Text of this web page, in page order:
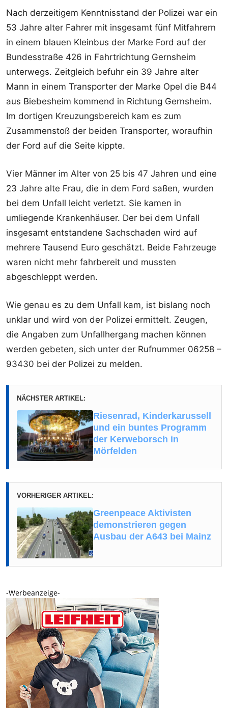
Nach derzeitigem Kenntnisstand der Polizei war ein
53 Jahre alter Fahrer mit insgesamt fünf Mitfahrern
in einem blauen Kleinbus der Marke Ford auf der
Bundesstraße 426 in Fahrtrichtung Gernsheim
unterwegs. Zeitgleich befuhr ein 39 Jahre alter
Mann in einem Transporter der Marke Opel die B44
aus Biebesheim kommend in Richtung Gernsheim.
Im dortigen Kreuzungsbereich kam es zum
Zusammenstoß der beiden Transporter, woraufhin
der Ford auf die Seite kippte.
Vier Männer im Alter von 25 bis 47 Jahren und eine
23 Jahre alte Frau, die in dem Ford saßen, wurden
bei dem Unfall leicht verletzt. Sie kamen in
umliegende Krankenhäuser. Der bei dem Unfall
insgesamt entstandene Sachschaden wird auf
mehrere Tausend Euro geschätzt. Beide Fahrzeuge
waren nicht mehr fahrbereit und mussten
abgeschleppt werden.
Wie genau es zu dem Unfall kam, ist bislang noch
unklar und wird von der Polizei ermittelt. Zeugen,
die Angaben zum Unfallhergang machen können
werden gebeten, sich unter der Rufnummer 06258 –
93430 bei der Polizei zu melden.
NÄCHSTER ARTIKEL:
Riesenrad, Kinderkarussell
und ein buntes Programm
der Kerweborsch in
Mörfelden
VORHERIGER ARTIKEL:
Greenpeace Aktivisten
demonstrieren gegen
Ausbau der A643 bei Mainz
-Werbeanzeige-